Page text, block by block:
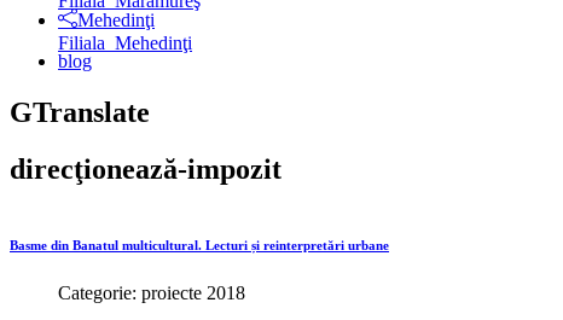
Mehedinţi
Filiala Mehedinţi
blog
GTranslate
direcţionează-impozit
Basme din Banatul multicultural. Lecturi și reinterpretări urbane
Categorie: proiecte 2018